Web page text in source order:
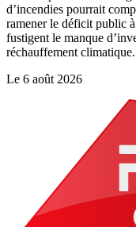
d’incendies pourrait
ramener le déficit public
fustigent le manque
réchauffement climatique.
Le 6 août 2026